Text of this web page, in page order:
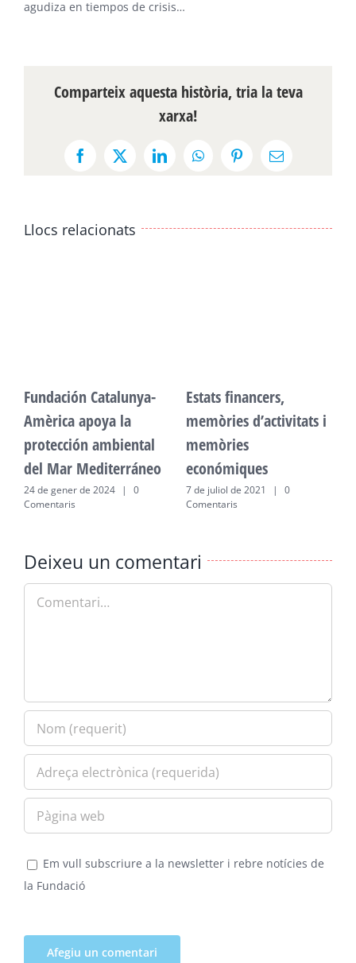
agudiza en tiempos de crisis…
Comparteix aquesta història, tria la teva
xarxa!
Facebook
X LinkedInWhatsAppPinterestEmail:
Llocs relacionats
Fundación Catalunya-
Amèrica apoya la
protección ambiental
del Mar Mediterráneo
24 de gener de 2024 |
0
Comentaris
Estats financers,
memòries d’activitats i
memòries
económiques
7 de juliol de 2021 |
0
Comentaris
Deixeu un comentari
Em vull subscriure a la newsletter i rebre notícies de
la Fundació